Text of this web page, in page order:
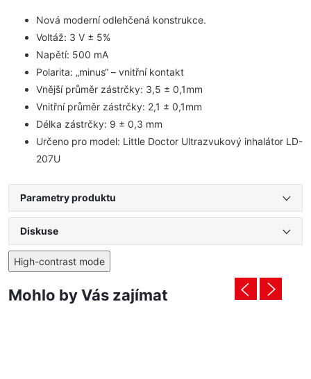
Nová moderní odlehčená konstrukce.
Voltáž: 3 V ± 5%
Napětí: 500 mA
Polarita: „minus“ – vnitřní kontakt
Vnější průměr zástrčky: 3,5 ± 0,1mm
Vnitřní průměr zástrčky: 2,1 ± 0,1mm
Délka zástrčky: 9 ± 0,3 mm
Určeno pro model: Little Doctor Ultrazvukový inhalátor LD-
207U
Parametry produktu
Diskuse
High-contrast mode
Mohlo by Vás zajímat